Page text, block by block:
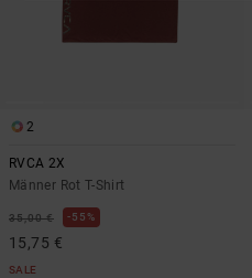
2
RVCA 2X
Männer Rot T-Shirt
35,00 € 55%
15,75 €
SALE